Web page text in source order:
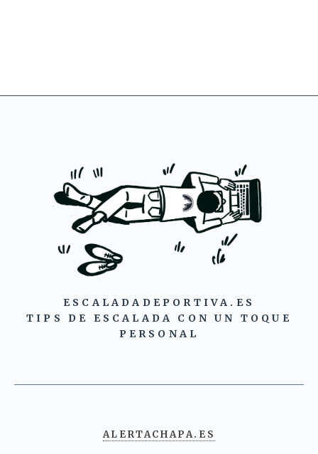
ESCALADADEPORTIVA.ES
TIPS DE ESCALADA CON UN TOQUE
PERSONAL
ALERTACHAPA.ES